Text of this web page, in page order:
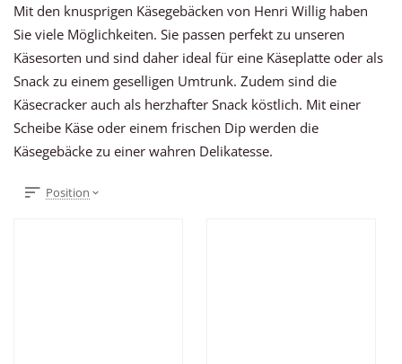
Mit den knusprigen Käsegebäcken von Henri Willig haben
Sie viele Möglichkeiten. Sie passen perfekt zu unseren
Käsesorten und sind daher ideal für eine Käseplatte oder als
Snack zu einem geselligen Umtrunk. Zudem sind die
Käsecracker auch als herzhafter Snack köstlich. Mit einer
Scheibe Käse oder einem frischen Dip werden die
Käsegebäcke zu einer wahren Delikatesse.
Position